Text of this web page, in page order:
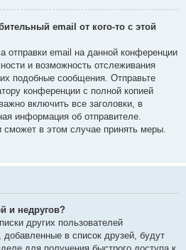
email от кого-то с этой
email на данной конференции
и возможность отслеживания
подобные сообщения. Отправьте
конференции с полной копией
включить все заголовки, в
информация об отправителе.
в этом случае принять меры.
и недругов?
других пользователей
в список друзей, будут